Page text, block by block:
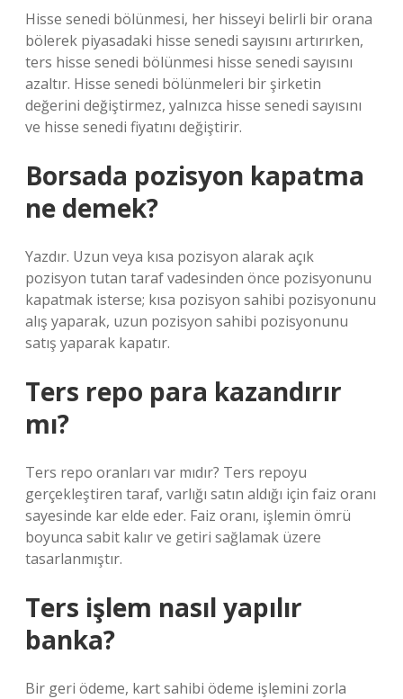
Hisse senedi bölünmesi, her hisseyi belirli bir orana
bölerek piyasadaki hisse senedi sayısını artırırken,
ters hisse senedi bölünmesi hisse senedi sayısını
azaltır. Hisse senedi bölünmeleri bir şirketin
değerini değiştirmez, yalnızca hisse senedi sayısını
ve hisse senedi fiyatını değiştirir.
Borsada pozisyon kapatma
ne demek?
Yazdır. Uzun veya kısa pozisyon alarak açık
pozisyon tutan taraf vadesinden önce pozisyonunu
kapatmak isterse; kısa pozisyon sahibi pozisyonunu
alış yaparak, uzun pozisyon sahibi pozisyonunu
satış yaparak kapatır.
Ters repo para kazandırır
mı?
Ters repo oranları var mıdır? Ters repoyu
gerçekleştiren taraf, varlığı satın aldığı için faiz oranı
sayesinde kar elde eder. Faiz oranı, işlemin ömrü
boyunca sabit kalır ve getiri sağlamak üzere
tasarlanmıştır.
Ters işlem nasıl yapılır
banka?
Bir geri ödeme, kart sahibi ödeme işlemini zorla